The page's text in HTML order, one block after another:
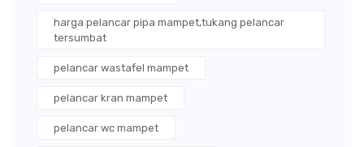
harga pelancar pipa mampet,tukang pelancar
tersumbat
pelancar wastafel mampet
pelancar kran mampet
pelancar wc mampet